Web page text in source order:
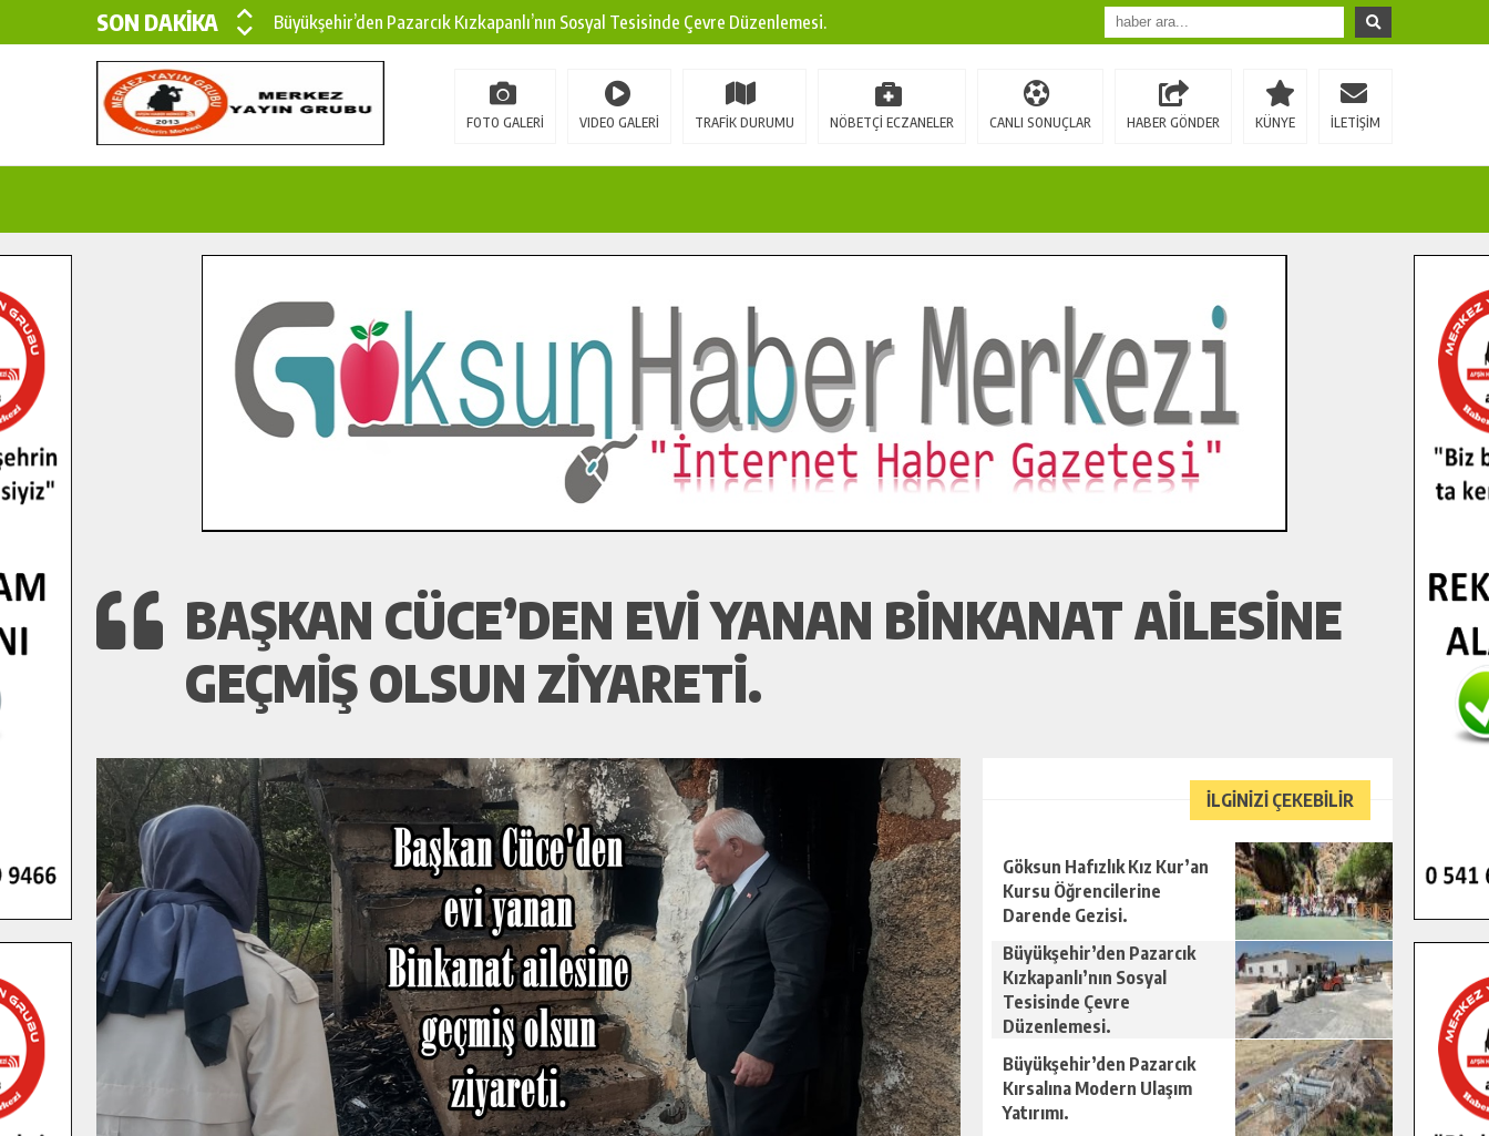
SON DAKİKA
Büyükşehir’den Pazarcık Kızkapanlı’nın Sosyal Tesisinde Çevre Düzenlemesi.
Büyükşehir’den Pazarcık Kırsalına Modern Ulaşım Yatırımı.
Çin’den KSÜ’ye Uluslararası Başarı: Edinilen Bilgi Türk Tarımına Katkı Sağlayacak.
İlçe Jandarma Komutanı Karakaya’dan Başkan Cüce’ye Veda Ziyareti.
Bertiz’in Yeni Köprüsünde Sona Doğru.
FOTO GALERİ VIDEO GALERİ TRAFİK DURUMU NÖBETÇİ ECZANELER CANLI SONUÇLAR HABER GÖNDER KÜNYE İLETİŞİM
BAŞKAN CÜCE’DEN EVI YANAN BINKANAT AILESINE
GEÇMIŞ OLSUN ZIYARETI.
İLGİNİZİ ÇEKEBİLİR
Göksun Hafızlık Kız Kur’an
Kursu Öğrencilerine
Darende Gezisi.
Büyükşehir’den Pazarcık
Kızkapanlı’nın Sosyal
Tesisinde Çevre
Düzenlemesi.
Büyükşehir’den Pazarcık
Kırsalına Modern Ulaşım
Yatırımı.